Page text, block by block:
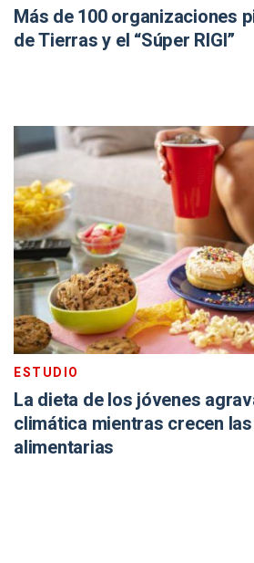
Más de 100 organizaciones
de Tierras y el “Súper RIGI”
ESTUDIO
La dieta de los jóvenes
climática mientras crecen
alimentarias